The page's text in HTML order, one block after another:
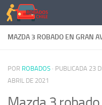
Saltar al contenido
MAZDA 3 ROBADO EN GRAN
POR ROBADOS · PUBLICADA 23
ABRIL DE 2021